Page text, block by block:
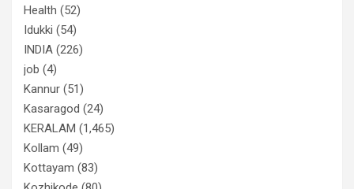
Health (52)
Idukki (54)
INDIA (226)
job (4)
Kannur (51)
Kasaragod (24)
KERALAM (1,465)
Kollam (49)
Kottayam (83)